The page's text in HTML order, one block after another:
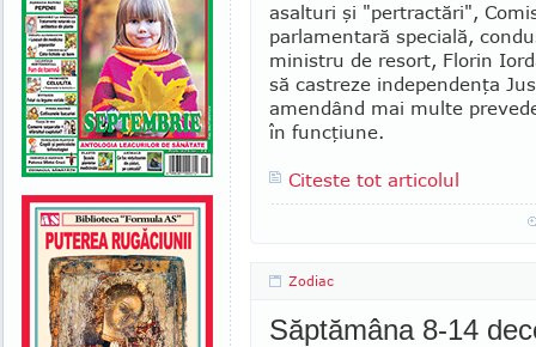
asalturi şi "pertractări",
parlamentară specială,
ministru de resort, Florin
să castreze indepen­den­ţa
amendând mai multe
în funcţiune.
Citeste tot articolul
Zodiac
Săptămâna 8-14